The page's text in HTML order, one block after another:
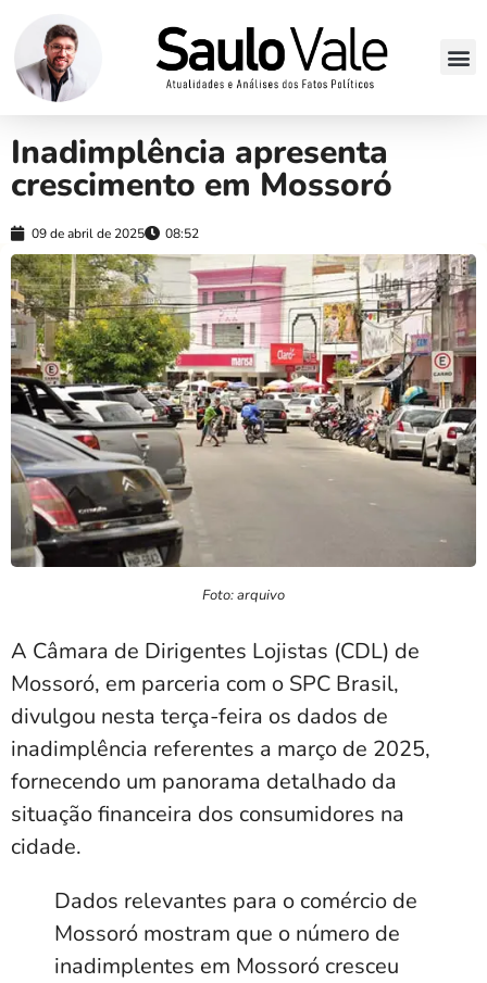
Inadimplência apresenta
crescimento em Mossoró
09 de abril de 2025 08:52
Foto: arquivo
A Câmara de Dirigentes Lojistas (CDL) de
Mossoró, em parceria com o SPC Brasil,
divulgou nesta terça-feira os dados de
inadimplência referentes a março de 2025,
fornecendo um panorama detalhado da
situação financeira dos consumidores na
cidade.
Dados relevantes para o comércio de
Mossoró mostram que o número de
inadimplentes em Mossoró cresceu